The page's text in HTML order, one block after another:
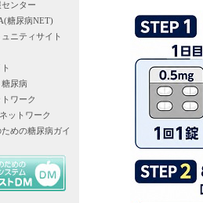
ンター
糖尿病NET)
ニティサイト
尿病
ワーク
ットワーク
めの糖尿病ガイ